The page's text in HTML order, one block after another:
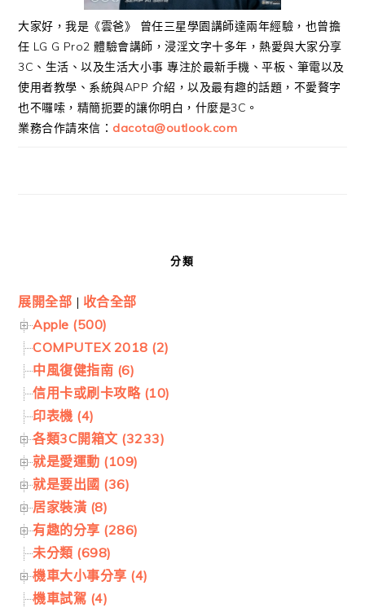
大家好，我是《雲爸》 曾任三星學園講師達兩年經驗，也曾擔
任 LG G Pro2 體驗會講師，浸淫文字十多年，熱愛與大家分享
3C、生活、以及生活大小事 專注於最新手機、平板、筆電以及
使用者教學、系統與APP 介紹，以及最有趣的話題，不愛贅字
也不囉嗦，精簡扼要的讓你明白，什麼是3C。
業務合作請來信： dacota@outlook.com
分類
展開全部 | 收合全部
Apple (500)
COMPUTEX 2018 (2)
中風復健指南 (6)
信用卡或刷卡攻略 (10)
印表機 (4)
各類3C開箱文 (3233)
就是愛運動 (109)
就是要出國 (36)
居家裝潢 (8)
有趣的分享 (286)
未分類 (698)
機車大小事分享 (4)
機車試駕 (4)